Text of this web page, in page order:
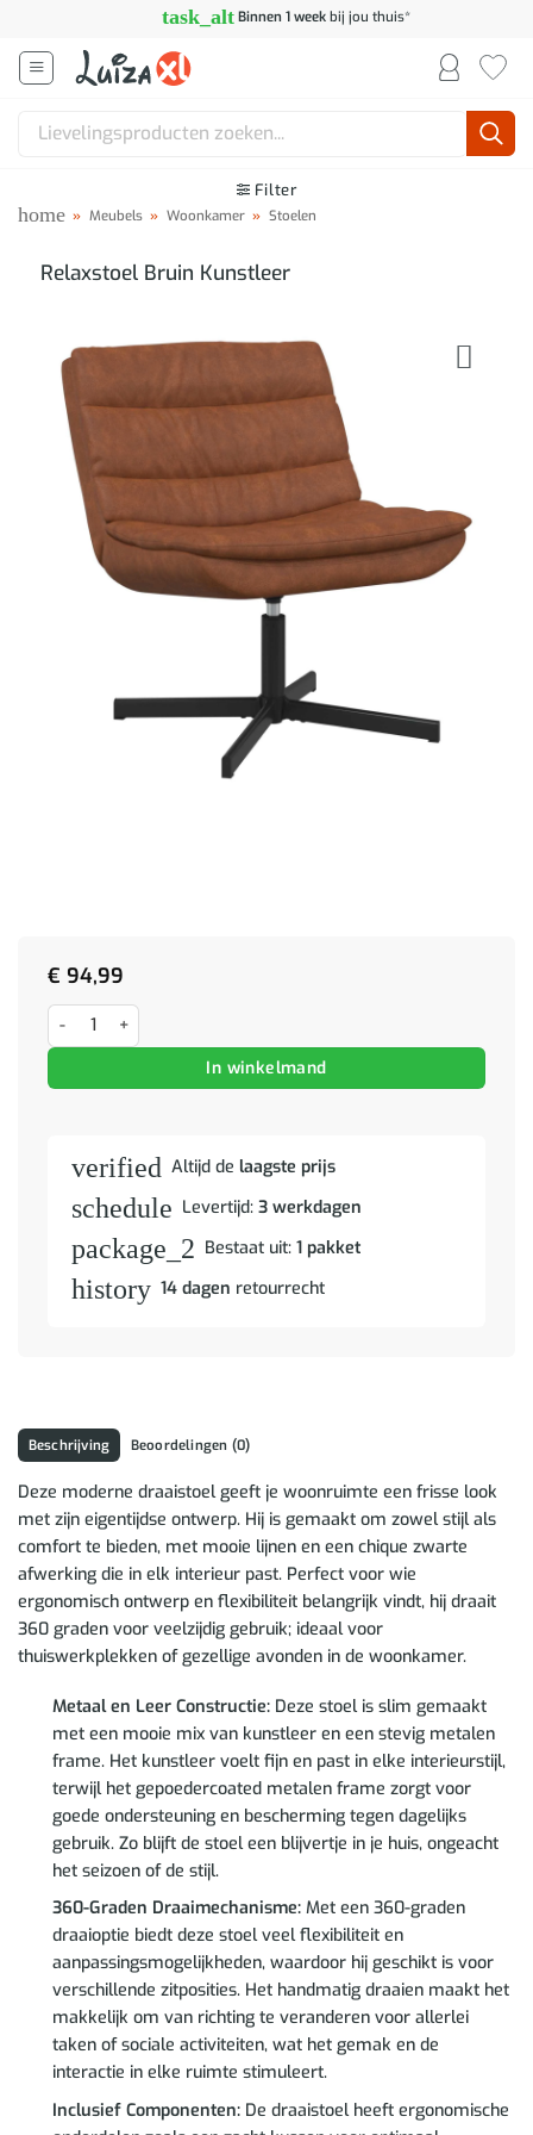
inhoud
task_alt Binnen 1 weekbij jou thuis*
Zoeken
Filter
home » Meubels » Woonkamer » Stoelen
Relaxstoel Bruin Kunstleer
€ 94,99
Relaxstoel Bruin Kunstleer aantal
In winkelmand
verified Altijd de laagste prijs
schedule Levertijd: 3 werkdagen
package_2 Bestaat uit: 1 pakket
history 14 dagen retourrecht
Beschrijving Beoordelingen (0)
Deze moderne draaistoel geeft je woonruimte een frisse look
met zijn eigentijdse ontwerp. Hij is gemaakt om zowel stijl als
comfort te bieden, met mooie lijnen en een chique zwarte
afwerking die in elk interieur past. Perfect voor wie
ergonomisch ontwerp en flexibiliteit belangrijk vindt, hij draait
360 graden voor veelzijdig gebruik; ideaal voor
thuiswerkplekken of gezellige avonden in de woonkamer.
Metaal en Leer Constructie:Deze stoel is slim gemaakt
met een mooie mix van kunstleer en een stevig metalen
frame. Het kunstleer voelt fijn en past in elke interieurstijl,
terwijl het gepoedercoated metalen frame zorgt voor
goede ondersteuning en bescherming tegen dagelijks
gebruik. Zo blijft de stoel een blijvertje in je huis, ongeacht
het seizoen of de stijl.
360-Graden Draaimechanisme:Met een 360-graden
draaioptie biedt deze stoel veel flexibiliteit en
aanpassingsmogelijkheden, waardoor hij geschikt is voor
verschillende zitposities. Het handmatig draaien maakt het
makkelijk om van richting te veranderen voor allerlei
taken of sociale activiteiten, wat het gemak en de
interactie in elke ruimte stimuleert.
Inclusief Componenten:De draaistoel heeft ergonomische